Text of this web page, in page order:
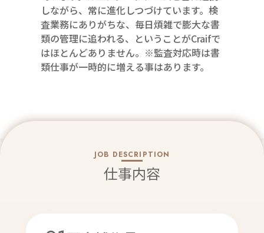
しながら、常に進化しつづけています。検
査業務にありがちな、毎日煩雑で膨大な書
類の管理に追われる、ということがCraifで
はほとんどありません。※監査対応時は書
類仕事が一時的に増える事はあります。
JOB DESCRIPTION
仕事内容